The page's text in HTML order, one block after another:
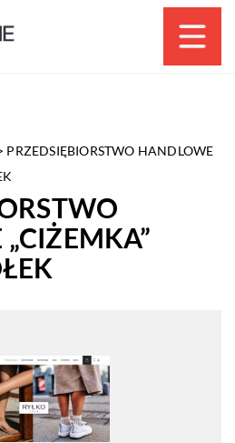
PRZEDSIĘBIORSTWO HANDLOWE